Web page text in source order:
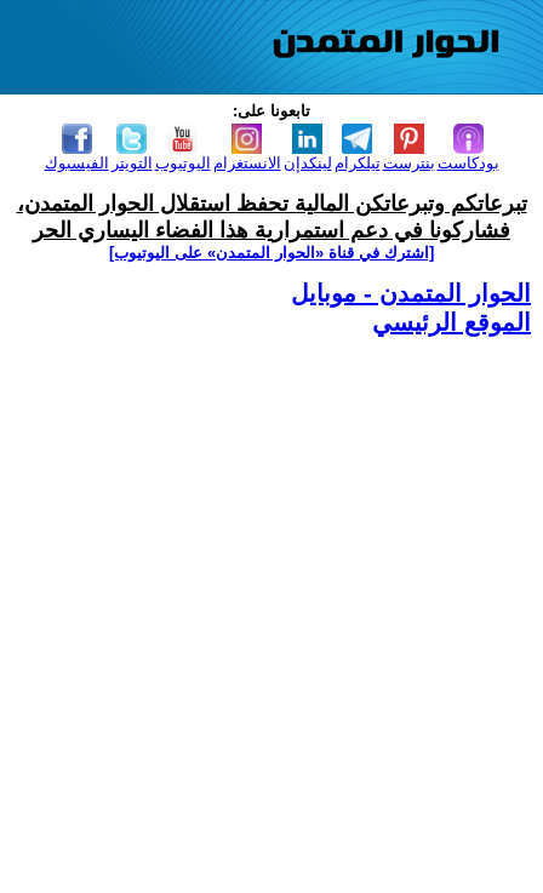
تابعونا على:
الفيسبوك التويتر اليوتيوب الانستغرام لينكدإن تيلكرامبنترست بودكاست
تبرعاتكم وتبرعاتكن المالية تحفظ استقلال الحوار المتمدن،
فشاركونا في دعم استمرارية هذا الفضاء اليساري الحر
[اشترك في قناة ‫«الحوار المتمدن» على اليوتيوب]
الحوار المتمدن - موبايل
الموقع الرئيسي